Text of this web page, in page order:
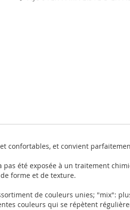
confortables, et convient
pas été exposée à un traitement
forme et de texture.
de couleurs unies; "mix":
couleurs qui se répètent